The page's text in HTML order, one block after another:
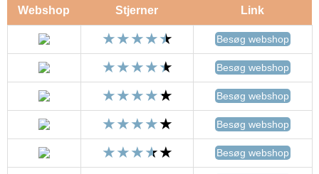
Webshop Stjerner Link
Besøg webshop
Besøg webshop
Besøg webshop
Besøg webshop
Besøg webshop